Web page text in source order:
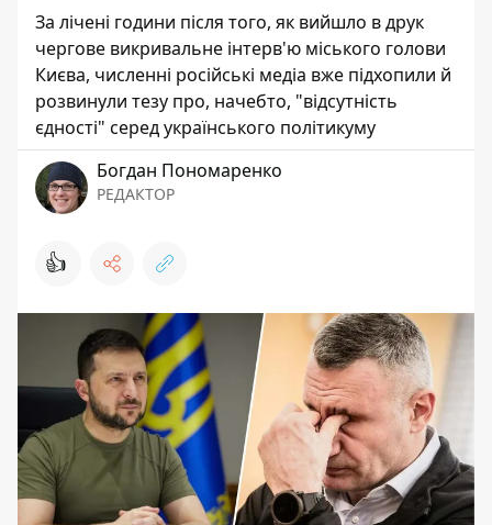
За лічені години після того, як вийшло в друк
чергове викривальне інтерв'ю міського голови
Києва, численні російські медіа вже підхопили й
розвинули тезу про, начебто, "відсутність
єдності" серед українського політикуму
Богдан Пономаренко
РЕДАКТОР
👍